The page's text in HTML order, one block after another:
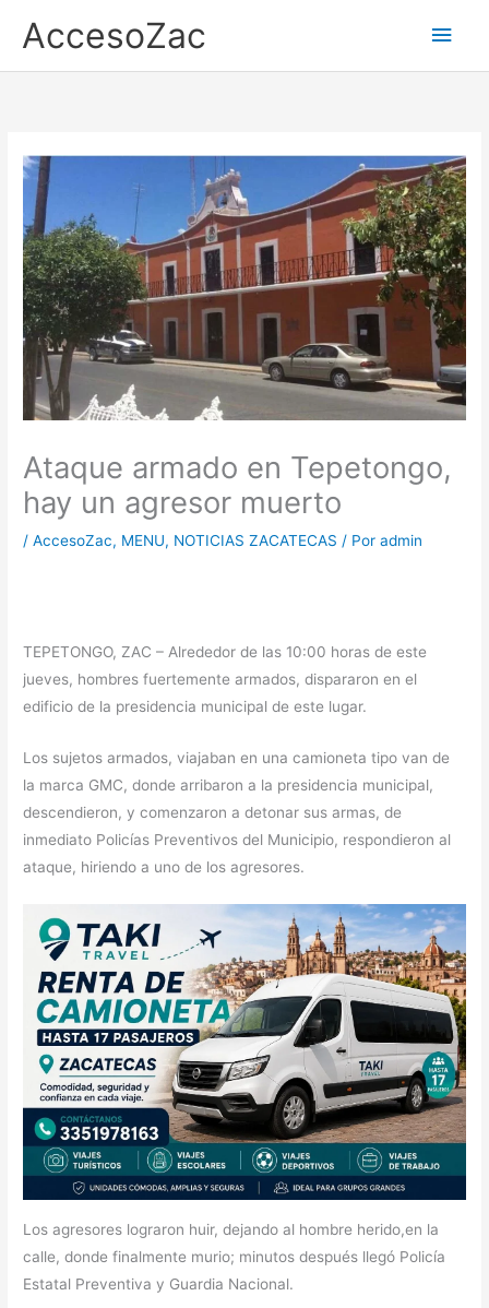
AccesoZac
Ataque armado en Tepetongo,
hay un agresor muerto
/AccesoZac, MENU, NOTICIAS ZACATECAS / Poradmin
TEPETONGO, ZAC – Alrededor de las 10:00 horas de este
jueves, hombres fuertemente armados, dispararon en el
edificio de la presidencia municipal de este lugar.
Los sujetos armados, viajaban en una camioneta tipo van de
la marca GMC, donde arribaron a la presidencia municipal,
descendieron, y comenzaron a detonar sus armas, de
inmediato Policías Preventivos del Municipio, respondieron al
ataque, hiriendo a uno de los agresores.
Los agresores lograron huir, dejando al hombre herido,en la
calle, donde finalmente murio; minutos después llegó Policía
Estatal Preventiva y Guardia Nacional.